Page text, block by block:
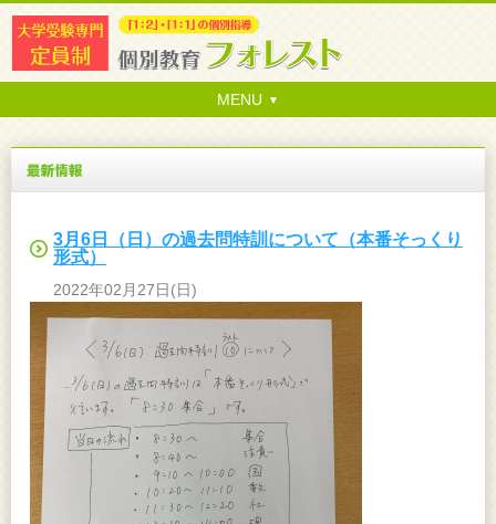
MENU
3月6日（日）の過去問特訓について（本番そっくり
形式）
2022年02月27日(日)